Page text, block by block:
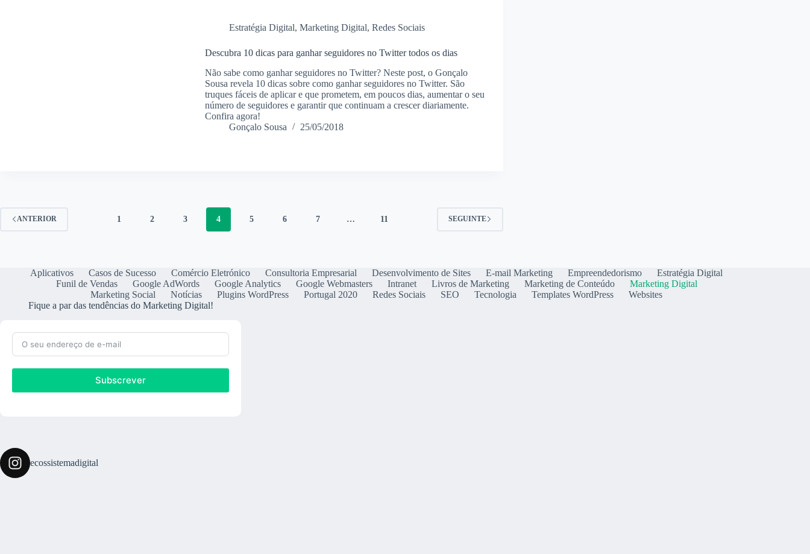
Estratégia Digital, Marketing Digital, Redes Sociais
Descubra 10 dicas para ganhar seguidores no Twitter todos os dias
Não sabe como ganhar seguidores no Twitter? Neste post, o Gonçalo
Sousa revela 10 dicas sobre como ganhar seguidores no Twitter. São
truques fáceis de aplicar e que prometem, em poucos dias, aumentar o seu
número de seguidores e garantir que continuam a crescer diariamente.
Confira agora!
Gonçalo Sousa
25/05/2018
ANTERIOR 1 2 3 4 5 6 7 … 11 SEGUINTE
Aplicativos Casos de Sucesso Comércio Eletrónico Consultoria Empresarial Desenvolvimento de Sites E-mail Marketing Empreendedorismo
Estratégia Digital
Funil de Vendas
Google AdWords Google Analytics Google Webmasters Intranet Livros de Marketing Marketing de Conteúdo
Marketing Digital
Marketing Social
Notícias Plugins WordPress Portugal 2020 Redes Sociais SEO Tecnologia Templates WordPress
Websites
Fique a par das tendências do Marketing Digital!
Subscrever
ecossistemadigital